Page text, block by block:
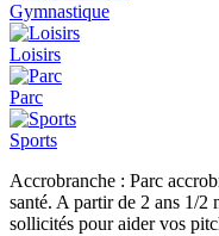
Gymnastique
Loisirs
Parc
Sports
Accrobranche : Parc
santé. A partir de 2 ans 1/2
sollicités pour aider vos